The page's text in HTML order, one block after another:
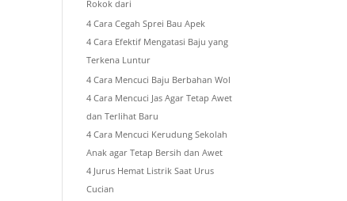
Rokok dari
4 Cara Cegah Sprei Bau Apek
4 Cara Efektif Mengatasi Baju yang
Terkena Luntur
4 Cara Mencuci Baju Berbahan Wol
4 Cara Mencuci Jas Agar Tetap Awet
dan Terlihat Baru
4 Cara Mencuci Kerudung Sekolah
Anak agar Tetap Bersih dan Awet
4 Jurus Hemat Listrik Saat Urus
Cucian